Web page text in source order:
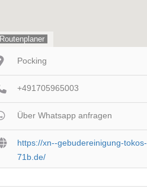
Routenplaner
Pocking
+491705965003
Über Whatsapp anfragen
https://xn--gebudereinigung-tokos-
71b.de/